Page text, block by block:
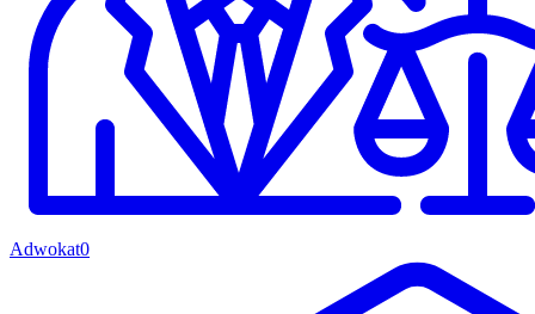
Adwokat0